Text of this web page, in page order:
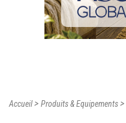
Accueil> Produits & Equipements>